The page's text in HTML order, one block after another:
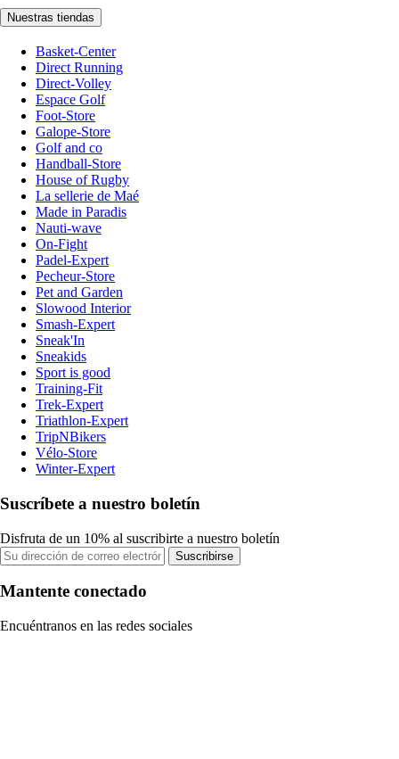
Nuestras tiendas
Basket-Center
Direct Running
Direct-Volley
Espace Golf
Foot-Store
Galope-Store
Golf and co
Handball-Store
House of Rugby
La sellerie de Maé
Made in Paradis
Nauti-wave
On-Fight
Padel-Expert
Pecheur-Store
Pet and Garden
Slowood Interior
Smash-Expert
Sneak'In
Sneakids
Sport is good
Training-Fit
Trek-Expert
Triathlon-Expert
TripNBikers
Vélo-Store
Winter-Expert
Suscríbete a nuestro boletín
Disfruta de un 10% al suscribirte a nuestro boletín
Suscribirse
Mantente conectado
Encuéntranos en las redes sociales